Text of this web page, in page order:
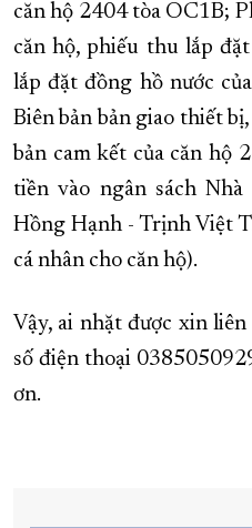
căn hộ 2404 tòa OC1B;
căn hộ, phiếu thu lắp
lắp đặt đồng hồ nước
Biên bản bản giao thiết
bản cam kết của căn hộ
tiền vào ngân sách
Hồng Hạnh - Trịnh Việt
cá nhân cho căn hộ).
Vậy, ai nhặt được xin
số điện thoại
ơn.